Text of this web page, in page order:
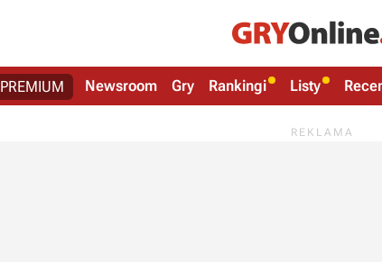
PREMIUM Newsroom Gry Rankingi Listy